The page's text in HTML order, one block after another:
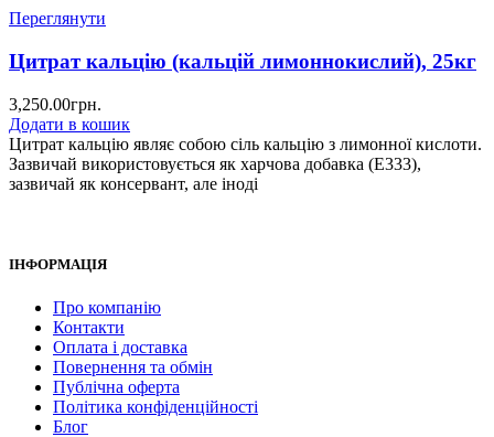
Переглянути
Цитрат кальцію (кальцій лимоннокислий), 25кг
3,250.00грн.
Додати в кошик
Цитрат кальцію являє собою сіль кальцію з лимонної кислоти.
Зазвичай використовується як харчова добавка (E333),
зазвичай як консервант, але іноді
ІНФОРМАЦІЯ
Про компанію
Контакти
Оплата і доставка
Повернення та обмін
Публічна оферта
Політика конфіденційності
Блог